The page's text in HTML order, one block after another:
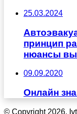
25.03.2024
принцип
нюансы
09.09.2020
Онлайн
© Copyright 2026,